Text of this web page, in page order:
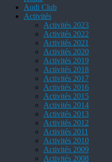
Audi Club
Activités
Activités 2023
Activités 2022
Activités 2021
Activités 2020
Activités 2019
Activités 2018
Activités 2017
Activités 2016
Activités 2015
Activités 2014
Activités 2013
Activités 2012
Activités 2011
Activités 2010
Activités 2009
Activités 2008